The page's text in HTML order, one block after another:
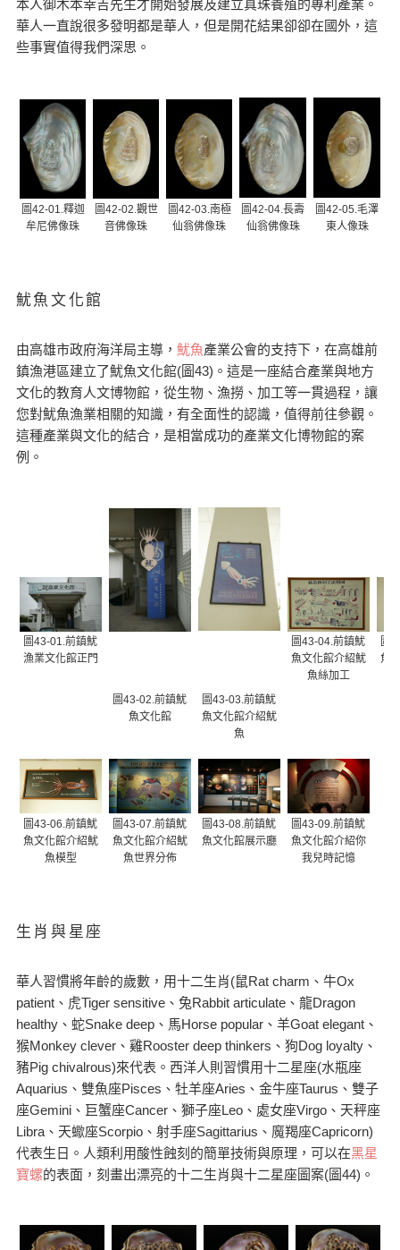
本人御木本幸吉先生才開始發展及建立真珠養殖的專利產業。
華人一直說很多發明都是華人，但是開花結果卻卻在國外，這
些事實值得我們深思。
圖42-01.釋迦
牟尼佛像珠
圖42-02.觀世
音佛像珠
圖42-03.南極
仙翁佛像珠
圖42-04.長壽
仙翁佛像珠
圖42-05.毛澤
東人像珠
魷魚文化館
由高雄市政府海洋局主導， 魷魚產業公會的支持下，在高雄前
鎮漁港區建立了魷魚文化館(圖43)。這是一座結合產業與地方
文化的教育人文博物館，從生物、漁撈、加工等一貫過程，讓
您對魷魚漁業相關的知識，有全面性的認識，值得前往參觀。
這種產業與文化的結合，是相當成功的產業文化博物館的案
例。
圖43-01.前鎮魷
漁業文化館正門
圖43-04.前鎮魷
魚文化館介紹魷
魚絲加工
圖
魚
圖43-02.前鎮魷
魚文化館
圖43-03.前鎮魷
魚文化館介紹魷
魚
圖43-06.前鎮魷
魚文化館介紹魷
魚模型
圖43-07.前鎮魷
魚文化館介紹魷
魚世界分佈
圖43-08.前鎮魷
魚文化館展示廳
圖43-09.前鎮魷
魚文化館介紹你
我兒時記憶
生肖與星座
華人習慣將年齡的歲數，用十二生肖(鼠Rat charm、牛Ox
patient、虎Tiger sensitive、兔Rabbit articulate、龍Dragon
healthy、蛇Snake deep、馬Horse popular、羊Goat elegant、
猴Monkey clever、雞Rooster deep thinkers、狗Dog loyalty、
豬Pig chivalrous)來代表。西洋人則習慣用十二星座(水瓶座
Aquarius、雙魚座Pisces、牡羊座Aries、金牛座Taurus、雙子
座Gemini、巨蟹座Cancer、獅子座Leo、處女座Virgo、天秤座
Libra、天蠍座Scorpio、射手座Sagittarius、魔羯座Capricorn)
代表生日。人類利用酸性蝕刻的簡單技術與原理，可以在黑星
寶螺的表面，刻畫出漂亮的十二生肖與十二星座圖案(圖44)。